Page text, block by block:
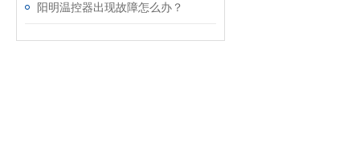
阳明温控器出现故障怎么办？